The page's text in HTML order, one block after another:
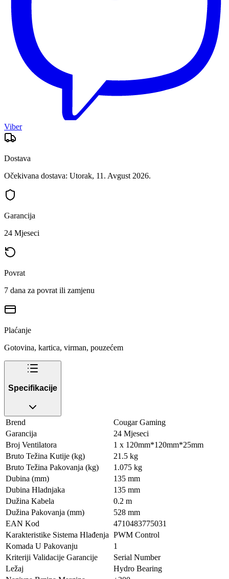
Viber
Dostava
Očekivana dostava: Utorak, 11. Avgust 2026.
Garancija
24 Mjeseci
Povrat
7 dana za povrat ili zamjenu
Plaćanje
Gotovina, kartica, virman, pouzećem
Specifikacije
Brend
Cougar Gaming
Garancija
24 Mjeseci
Broj Ventilatora
1 x 120mm*120mm*25mm
Bruto Težina Kutije (kg)
21.5 kg
Bruto Težina Pakovanja (kg)
1.075 kg
Dubina (mm)
135 mm
Dubina Hladnjaka
135 mm
Dužina Kabela
0.2 m
Dužina Pakovanja (mm)
528 mm
EAN Kod
4710483775031
Karakteristike Sistema Hlađenja PWM Control
Komada U Pakovanju
1
Kriteriji Validacije Garancije
Serial Number
Ležaj
Hydro Bearing